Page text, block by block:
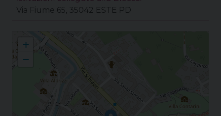
Via Fiume 65, 35042 ESTE PD
Este - S. Tecla S. Tecla
+
−